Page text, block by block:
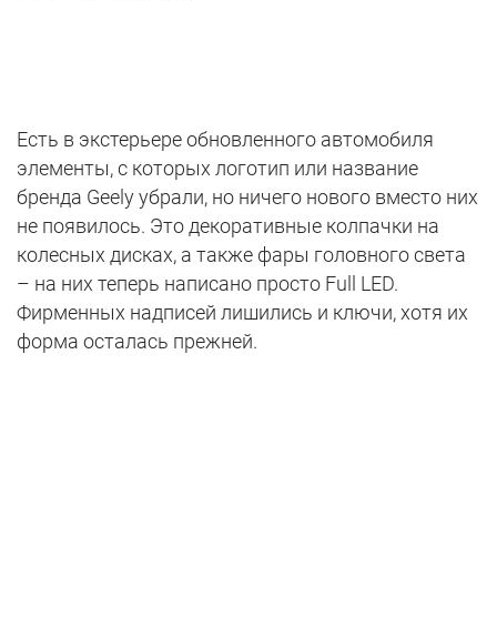
Есть в экстерьере обновленного автомобиля
элементы, с которых логотип или название
бренда Geely убрали, но ничего нового вместо них
не появилось. Это декоративные колпачки на
колесных дисках, а также фары головного света
– на них теперь написано просто Full LED.
Фирменных надписей лишились и ключи, хотя их
форма осталась прежней.